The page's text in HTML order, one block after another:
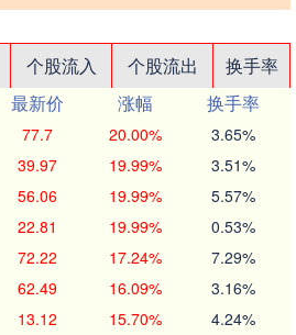
个股流入 个股流出
换手率
最新价 涨幅
换手率
77.7 20.00% 3.65%
39.97 19.99% 3.51%
56.06 19.99% 5.57%
22.81 19.99% 0.53%
72.22 17.24% 7.29%
62.49 16.09% 3.16%
13.12 15.70% 4.24%